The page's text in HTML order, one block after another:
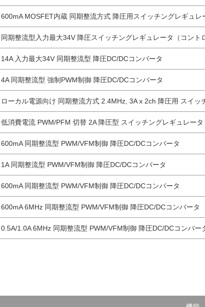
600mA MOSFET内蔵 同期整流方式 降圧用スイッチングレギュレ
同期整流型入力最大34V 降圧スイッチングレギュレータ（コント
14A 入力最大34V 同期整流型 降圧DC/DCコンバータ
4A 同期整流型 強制PWM制御 降圧DC/DCコンバータ
ローカル電源向け 同期整流方式 2.4MHz, 3A x 2ch 降圧用 スイッ
低消費電流 PWM/PFM 切替 2A 降圧型 スイッチングレギュレータ
600mA 同期整流型 PWM/VFM制御 降圧DC/DCコンバータ
1A 同期整流型 PWM/VFM制御 降圧DC/DCコンバータ
600mA 同期整流型 PWM/VFM制御 降圧DC/DCコンバータ
600mA 6MHz 同期整流型 PWM/VFM制御 降圧DC/DCコンバータ
0.5A/1.0A 6MHz 同期整流型 PWM/VFM制御 降圧DC/DCコンバー